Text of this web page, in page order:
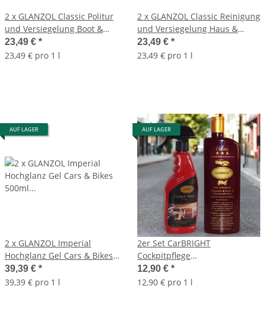
2 x GLANZOL Classic Politur
und Versiegelung Boot &
Caravan 500ml Autopolitur
23,49 € *
23,49 € pro 1 l
2 x GLANZOL Classic Reinigung
und Versiegelung Haus &
Garten 500ml Autopolitur
23,49 € *
23,49 € pro 1 l
AUF LAGER
2 x GLANZOL Imperial
Hochglanz Gel Cars & Bikes
500ml Autopolitur
39,39 € *
39,39 € pro 1 l
AUF LAGER
2er Set CarBRIGHT
Cockpitpflege
Vanille+Autopolitur Classic Das
Original je 500ml
12,90 € *
12,90 € pro 1 l